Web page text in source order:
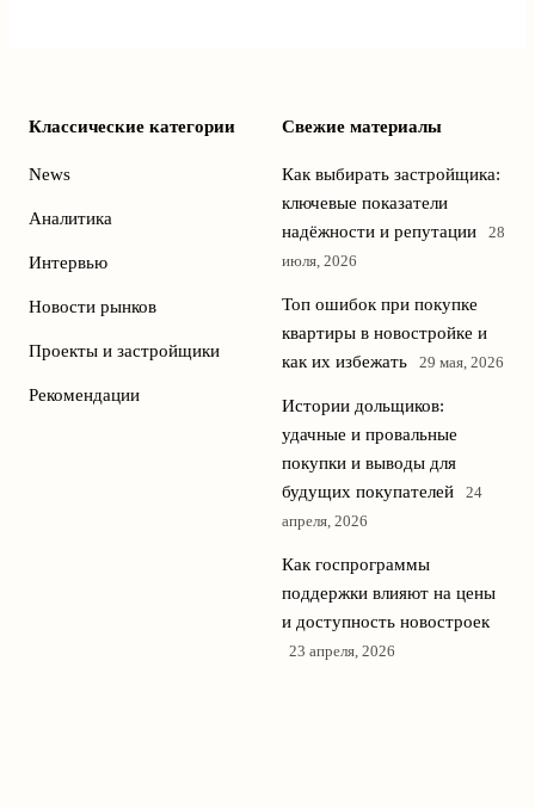
Классические категории
News
Аналитика
Интервью
Новости рынков
Проекты и застройщики
Рекомендации
Свежие материалы
Как выбирать застройщика:
ключевые показатели
надёжности и репутации
28
июля, 2026
Топ ошибок при покупке
квартиры в новостройке и
как их избежать
29 мая, 2026
Истории дольщиков:
удачные и провальные
покупки и выводы для
будущих покупателей
24
апреля, 2026
Как госпрограммы
поддержки влияют на цены
и доступность новостроек
23 апреля, 2026